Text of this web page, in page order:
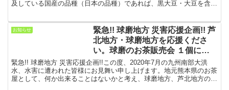
及している国産の品種（日本の品種）であれば、黒大豆・大豆を含め
お知らせ
緊急!! 球磨地方 災害応援企画!! 芦
北地方・球磨地方を応援くださ
い。球磨のお茶販売会 １個につ
き150円を寄付させていただきま
す。
緊急!! 球磨地方 災害応援企画!!この度、2020年7月の九州南部大洪
水、水害に遭われた皆様にお見舞い申し上げます。地元熊本県のお茶
屋として、何か出来ることはないかと考え、球磨地方、芦北地方のお